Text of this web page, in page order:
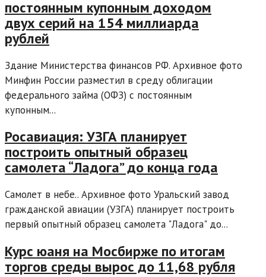
постоянным купонным доходом
двух серий на 154 миллиарда
рублей
Здание Министерства финансов РФ. Архивное фото
Минфин России разместил в среду облигации
федерального займа (ОФЗ) с постоянным
купонным...
Росавиация: УЗГА планирует
построить опытный образец
самолета “Ладога” до конца года
Самолет в небе.. Архивное фото Уральский завод
гражданской авиации (УЗГА) планирует построить
первый опытный образец самолета "Ладога" до...
Курс юаня на Мосбирже по итогам
торгов среды вырос до 11,68 рубля